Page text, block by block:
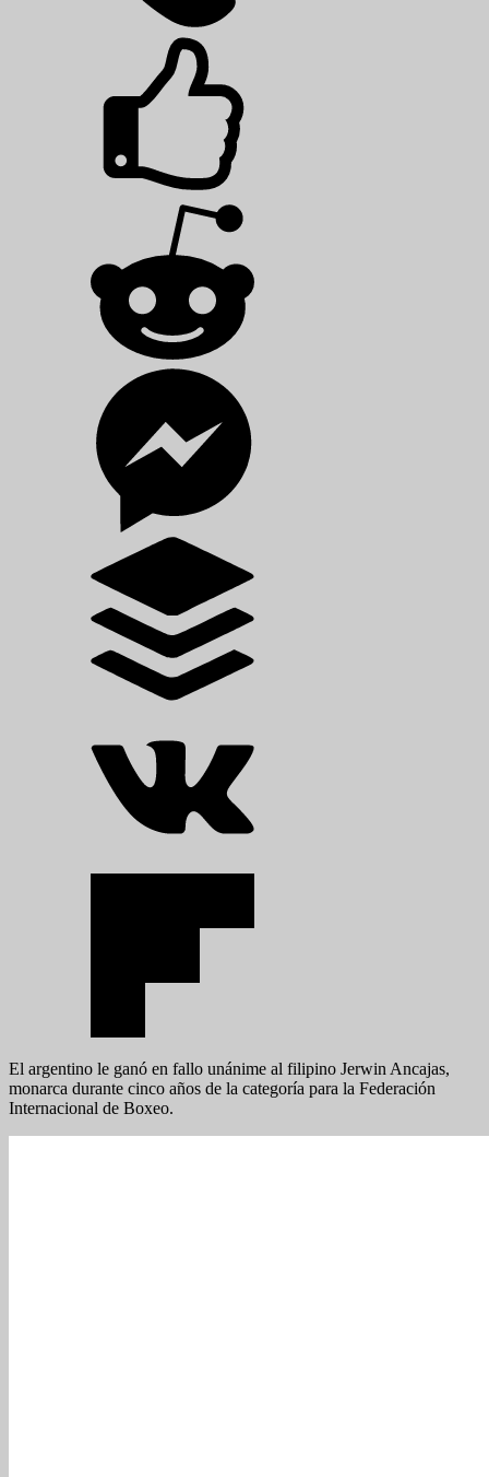
El argentino le ganó en fallo unánime al filipino Jerwin Ancajas,
monarca durante cinco años de la categoría para la Federación
Internacional de Boxeo.